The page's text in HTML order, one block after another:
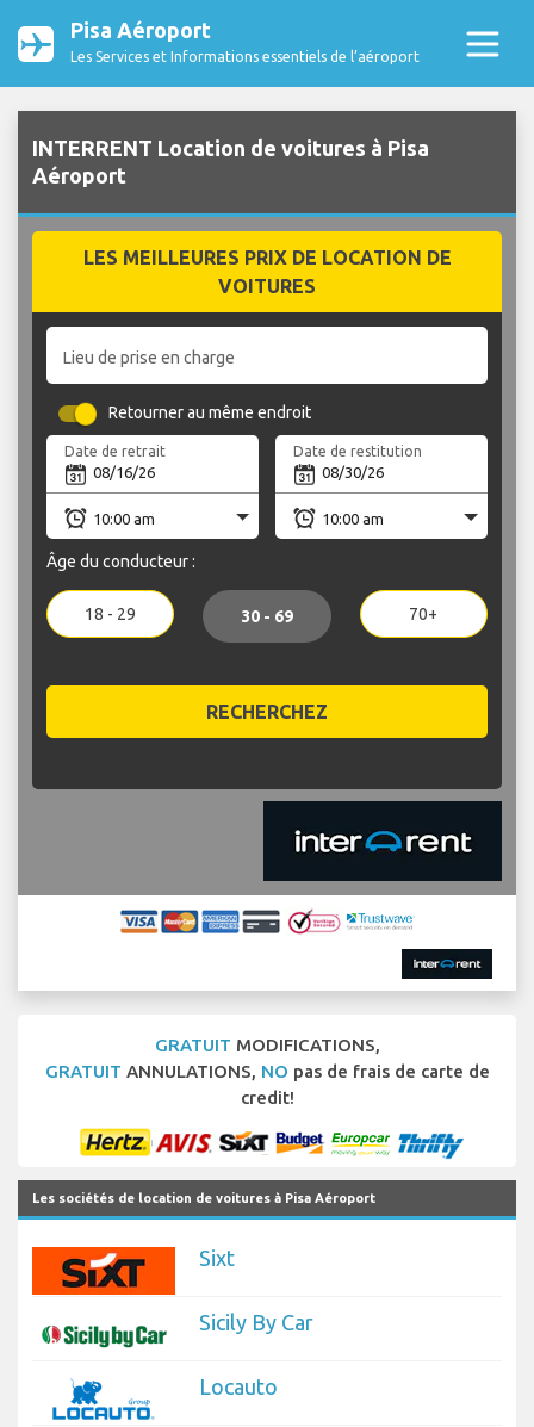
Pisa Aéroport
Les Services et Informations essentiels de l’aéroport
INTERRENT Location de voitures à Pisa
Aéroport
LES MEILLEURES PRIX DE LOCATION DE
VOITURES
Lieu de prise en charge
Retourner au même endroit
Date de retrait Date de restitution
Âge du conducteur :
18 - 29 30 - 69 70+
RECHERCHEZ
GRATUIT MODIFICATIONS,
GRATUIT ANNULATIONS, NO pas de frais de carte de
credit!
Les sociétés de location de voitures à Pisa Aéroport
Sixt
Sicily By Car
Locauto